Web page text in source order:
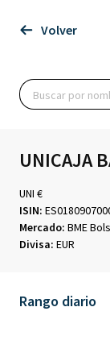
Volver
UNICAJA
UNI €
ISIN:
Mercado: BME
Divisa: EUR
Rango diario